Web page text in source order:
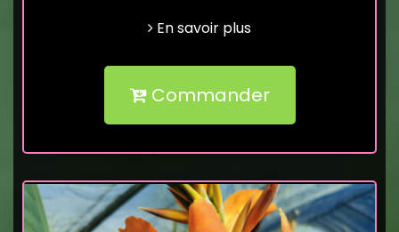
En savoir plus
Commander